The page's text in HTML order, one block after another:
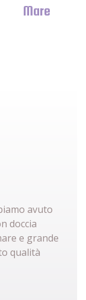
Mare
avuto
doccia
e grande
qualità